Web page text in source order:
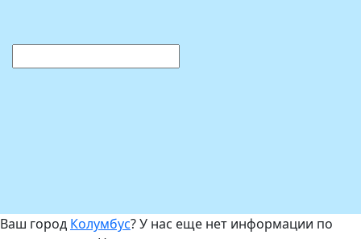
Ваш город Колумбус? У нас еще нет информации по